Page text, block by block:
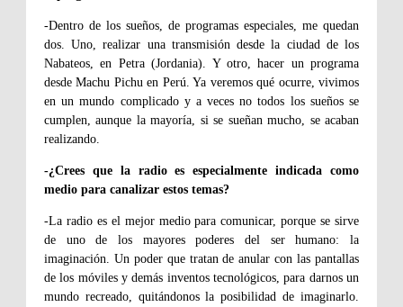
-Dentro de los sueños, de programas especiales, me quedan
dos. Uno, realizar una transmisión desde la ciudad de los
Nabateos, en Petra (Jordania). Y otro, hacer un programa
desde Machu Pichu en Perú. Ya veremos qué ocurre, vivimos
en un mundo complicado y a veces no todos los sueños se
cumplen, aunque la mayoría, si se sueñan mucho, se acaban
realizando.
-¿Crees que la radio es especialmente indicada como
medio para canalizar estos temas?
-La radio es el mejor medio para comunicar, porque se sirve
de uno de los mayores poderes del ser humano: la
imaginación. Un poder que tratan de anular con las pantallas
de los móviles y demás inventos tecnológicos, para darnos un
mundo recreado, quitándonos la posibilidad de imaginarlo.